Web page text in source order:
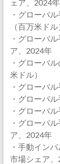
ェア、2024年
・グローバ
（百万米ドル
・グローバ
ア、2024年
・グローバ
米ドル）
・グローバ
・グローバ
・グローバ
・グローバ
ア、2024年
・手動イン
市場シェア